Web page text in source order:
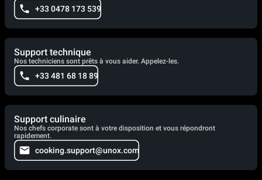
+33 0478 173 539
Support technique
Nos techniciens sont prêts à vous aider. Appelez-les.
+33 481 68 18 89
Support culinaire
Nos chefs corporate sont à votre disposition et vous répondront
rapidement.
cooking.support@unox.com